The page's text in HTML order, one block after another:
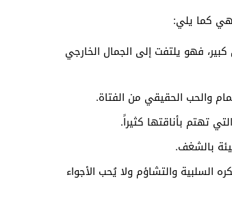
كما يلي:
كبير، فهو يلتفت إلى الجمال الخارجي
والحب الحقيقي من الفتاة.
تهتم بأناقتها كثيراً.
بالشغف.
السلبية والتشاؤم ولا يُحب الأجواء